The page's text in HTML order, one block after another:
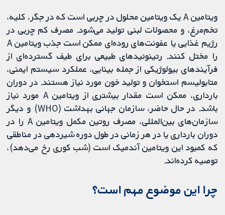
ویتامین A یک ویتامین محلول در چربی است که در جگر، کلیه،
تخم‌مرغ، و محصولات لبنی تولید می‌شود. مصرف کم چربی در
رژیم غذایی یا عفونت‌های روده‌ای ممکن است جذب ویتامین A
را مختل کنند. رتینوئیدهای طبیعی برای طیف گسترده‌ای از
فرآیندهای بیولوژیکی از جمله بینایی، عملکرد سیستم ایمنی،
متابولیسم استخوان و تولید خون مورد نیاز هستند. در دوران
بارداری، ممکن است مقدار بیشتری از ویتامین A مورد نیاز
باشد. در حال حاضر، سازمان جهانی بهداشت (WHO) و دیگر
سازمان‌های بین‌المللی، مصرف روتین مکمل ویتامین A را در
دوران بارداری یا در هر زمانی در طول دوره شیردهی در مناطقی
که کمبود این ویتامین آندمیک است (شب کوری رخ می‌دهد)،
توصیه کرده‌اند.
چرا این موضوع مهم است؟